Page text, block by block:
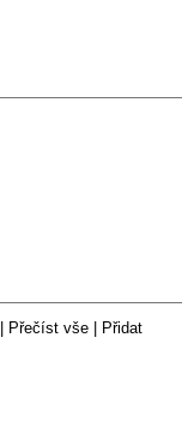
Přečíst vše| Přidat